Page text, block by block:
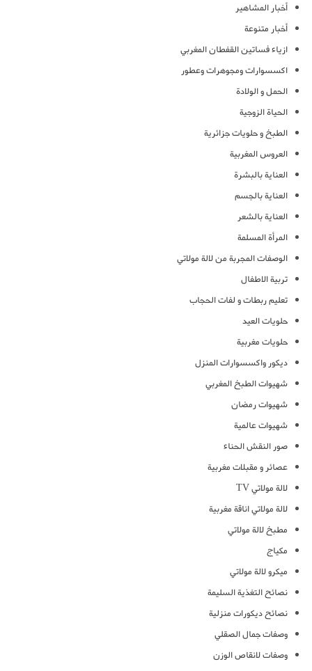
أخبار المشاهير
أخبار متنوعة
ازياء فساتين القفطان المغربي
اكسسوارات ومجوهرات وعطور
الحمل و الولادة
الحياة الزوجية
الطبخ و حلويات جزائرية
العروس المغربية
العناية بالبشرة
العناية بالجسم
العناية بالشعر
المرأة المسلمة
الوصفات المجربة من لالة مولاتي
تربية الاطفال
تعليم ربطات و لفات الحجاب
حلويات العيد
حلويات مغربية
ديكور واكسسوارات المنزل
شهيوات الطبخ المغربي
شهيوات رمضان
شهيوات عالمية
صور النقش الحناء
عصائر و مقبلات مغربية
لالة مولاتي TV
لالة مولاتي اناقة مغربية
مطبخ لالة مولاتي
مكياج
ميكرو لالة مولاتي
نصائح التغذية السليمة
نصائح ديكورات منزلية
وصفات جمال الصقلي
وصفات لانقاص الوزن